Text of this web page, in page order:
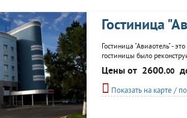
Гостиница
Гостиница "Авиаотель" -
гостиницы было
себе функциональность и
зала, тренажерного зала,
Цены от 2600.00
Показать на карте /